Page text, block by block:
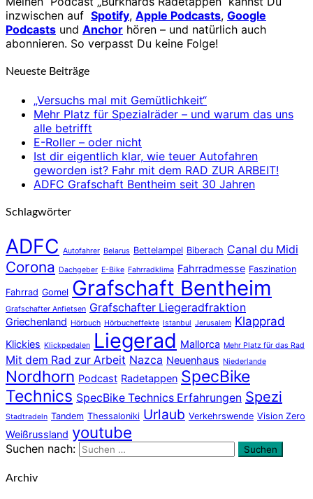
inzwischen auf Spotify, Apple Podcasts, Google
Podcasts und Anchor hören – und natürlich auch
abonnieren. So verpasst Du keine Folge!
Neueste Beiträge
„Versuchs mal mit Gemütlichkeit“
Mehr Platz für Spezialräder – und warum das uns
alle betrifft
E-Roller – oder nicht
Ist dir eigentlich klar, wie teuer Autofahren
geworden ist? Fahr mit dem RAD ZUR ARBEIT!
ADFC Grafschaft Bentheim seit 30 Jahren
Schlagwörter
ADFC Autofahrer Belarus Bettelampel Biberach Canal du Midi
Corona Dachgeber E-Bike Fahrradklima Fahrradmesse Faszination
Fahrrad Gomel Grafschaft Bentheim
Grafschafter Anfietsen Grafschafter Liegeradfraktion
Griechenland Hörbuch Hörbucheffekte Istanbul Jerusalem Klapprad
Klickies Klickpedalen Liegerad Mallorca Mehr Platz für das Rad
Mit dem Rad zur Arbeit Nazca Neuenhaus Niederlande
Nordhorn Podcast Radetappen SpecBike
Technics SpecBike Technics Erfahrungen Spezi
Stadtradeln Tandem Thessaloniki Urlaub Verkehrswende Vision Zero
Weißrussland youtube
Suchen nach: Suchen
Archiv